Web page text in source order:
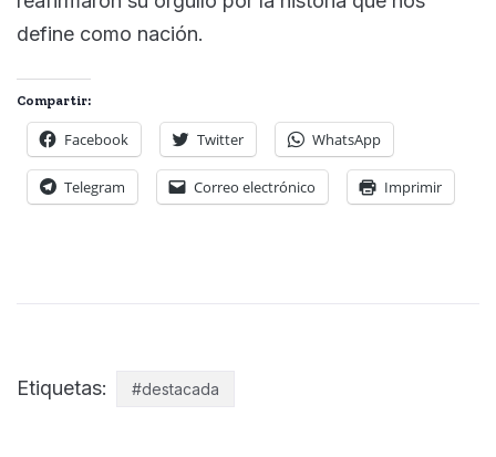
define como nación.
Compartir:
Facebook Twitter WhatsApp
Telegram Correo electrónico Imprimir
Etiquetas: #destacada